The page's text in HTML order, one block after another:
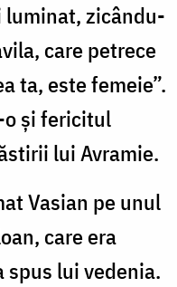
zicându-
care petrece
ta, este femeie”.
o și fericitul
lui Avramie.
Vasian pe unul
care era
lui vedenia.